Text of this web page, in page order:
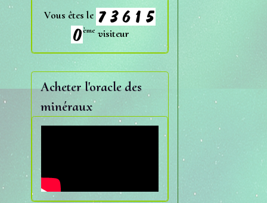
Vous êtes le
ème visiteur
Acheter l'oracle des
minéraux